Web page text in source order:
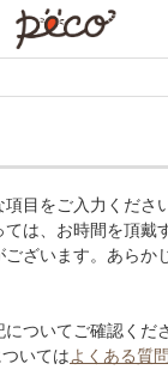
目をご入力ください
は、お時間を頂戴
ざいます。あらか
ついてご確認くだ
いてはよくある質問